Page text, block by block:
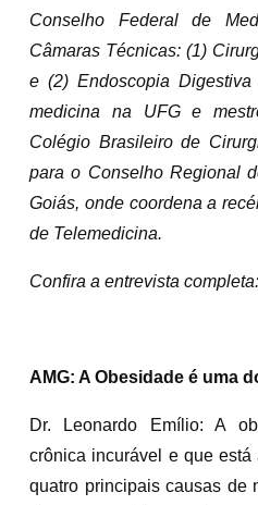
Conselho Federal de
Câmaras Técnicas: (1)
e (2) Endoscopia
medicina na UFG e
Colégio Brasileiro de
para o Conselho Regional
Goiás, onde coordena a
de Telemedicina.
Confira a entrevista completa:
AMG: A Obesidade é uma
Dr. Leonardo Emílio: A
crônica incurável e que
quatro principais causas de